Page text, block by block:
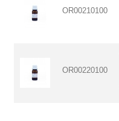
OR00210100
OR00220100